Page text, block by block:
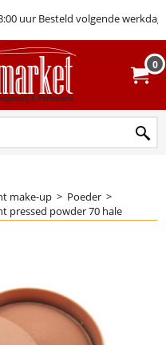
uur Besteld volgende werkdag
0
make-up > Poeder >
pressed powder 70 hale